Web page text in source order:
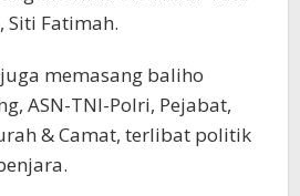
Siti Fatimah.
memasang baliho
ASN-TNI-Polri, Pejabat,
& Camat, terlibat politik